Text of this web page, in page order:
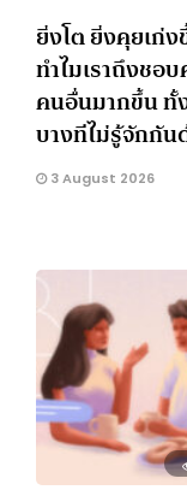
ยิ่งโต ยิ่งคุยเก่
ทำไมเราถึงชอ
คนอื่นมากขึ้น ทั้
บางทีไม่รู้จักกัน
3 August 2026